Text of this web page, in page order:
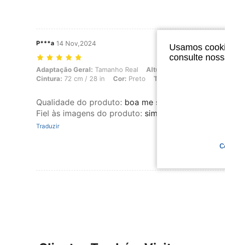
P***a 14 Nov,2024
Adaptação Geral: Tamanho Real, Altura: 163 cm / 64 in, Peso: 54
Adaptação Geral: Tamanho Real Altura:
Cintura: 72 cm / 28 in Cor: Preto Tamanho:
Qualidade do produto: boa me sinto muito chique
Fiel às imagens do produto: sim
Traduzir
Usamos
consulte